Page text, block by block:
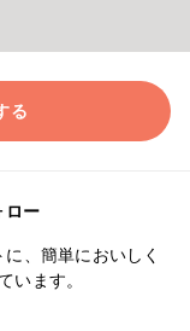
る
ロー
、簡単においしく
います。